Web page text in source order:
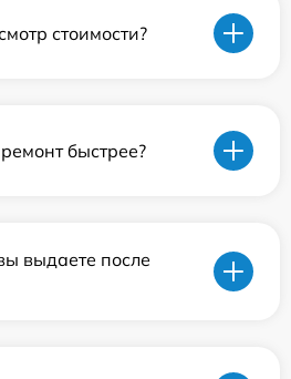
стоимости?
быстрее?
выдаете после